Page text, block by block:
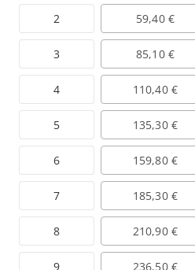
2
3
4
5
6
7
8
9
59,40 €
85,10 €
110,40 €
135,30 €
159,80 €
185,30 €
210,90 €
236,50 €